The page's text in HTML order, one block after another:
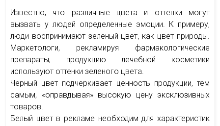
Известно, что различные цвета и оттенки могут
вызвать у людей определенные эмоции. К примеру,
люди воспринимают зеленый цвет, как цвет природы.
Маркетологи, рекламируя фармакологические
препараты, продукцию лечебной косметики
используют оттенки зеленого цвета.
Черный цвет подчеркивает ценность продукции, тем
самым, «оправдывая» высокую цену эксклюзивных
товаров.
Белый цвет в рекламе необходим для характеристик